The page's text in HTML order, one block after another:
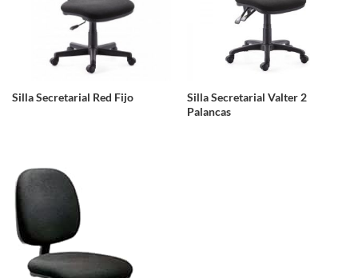
Silla Secretarial Red Fijo
Silla Secretarial Valter 2
Palancas